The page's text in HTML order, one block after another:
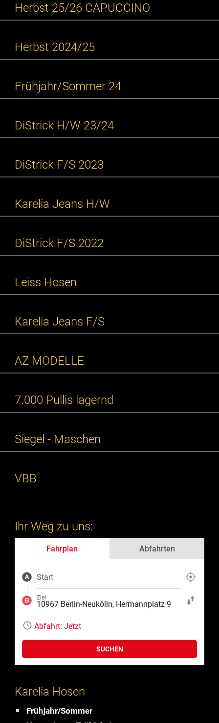
Herbst 25/26 CAPUCCINO
Herbst 2024/25
Frühjahr/Sommer 24
DiStrick H/W 23/24
DiStrick F/S 2023
Karelia Jeans H/W
DiStrick F/S 2022
Leiss Hosen
Karelia Jeans F/S
AZ MODELLE
7.000 Pullis lagernd
Siegel - Maschen
VBB
Ihr Weg zu uns:
Fahrplan Abfahrten
Start
Ziel
Start und Ziel
Abfahrt: Jetzt
SUCHEN
Karelia Hosen
Frühjahr/Sommer